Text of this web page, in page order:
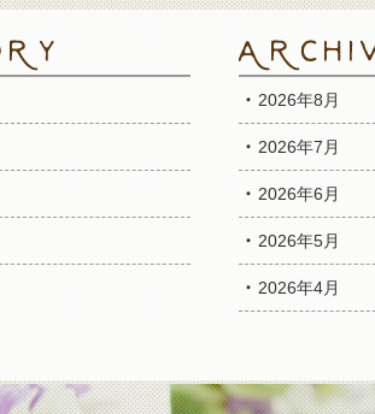
2026年8月
2026年7月
2026年6月
2026年5月
2026年4月